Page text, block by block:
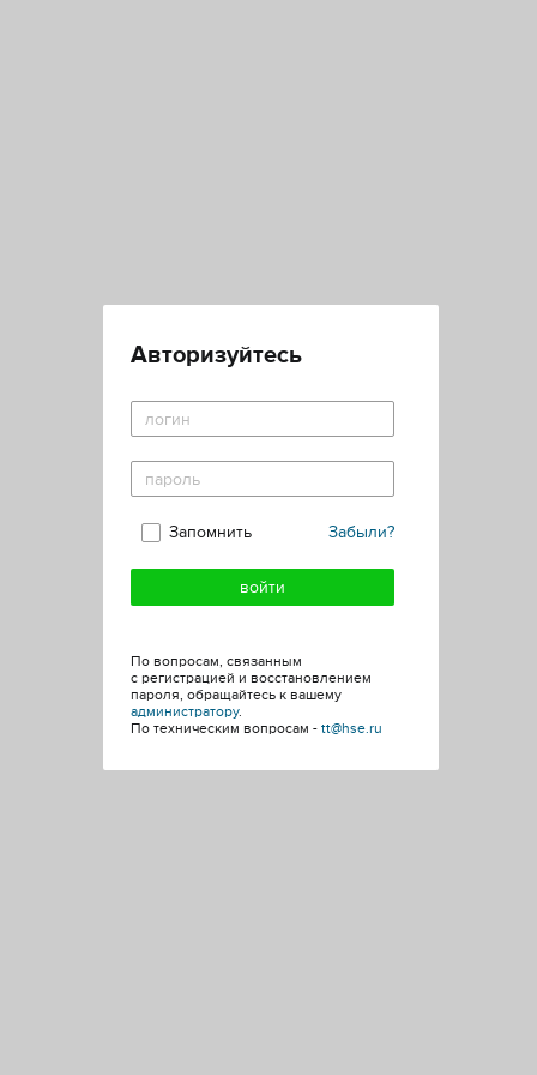
Авторизуйтесь
Забыли?
Запомнить
По вопросам, связанным
с регистрацией и восстановлением
пароля, обращайтесь к вашему
администратору.
По техническим вопросам - tt@hse.ru